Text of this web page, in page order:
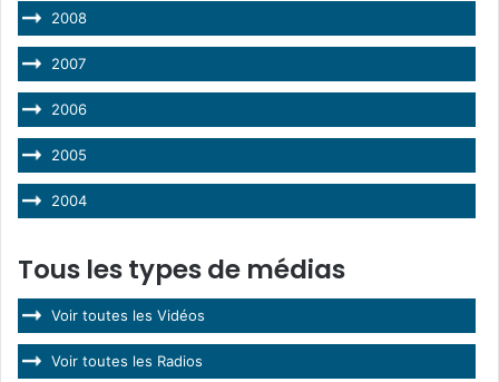
2008
2007
2006
2005
2004
Tous les types de médias
Voir toutes les Vidéos
Voir toutes les Radios